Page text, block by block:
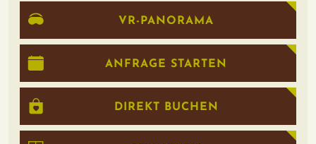
VR-PANORAMA
ANFRAGE STARTEN
DIREKT BUCHEN